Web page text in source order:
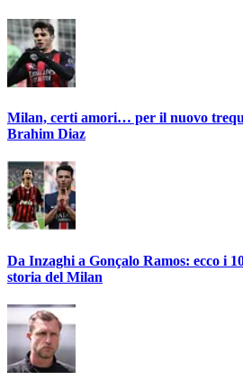
Milan, certi amori… per il nuovo
Brahim Diaz
Da Inzaghi a Gonçalo Ramos: ecco i
storia del Milan